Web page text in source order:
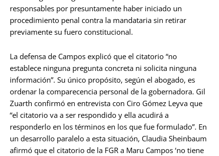
responsables por presuntamente haber iniciado un
procedimiento penal contra la mandataria sin retirar
previamente su fuero constitucional.
La defensa de Campos explicó que el citatorio “no
establece ninguna pregunta concreta ni solicita ninguna
información”. Su único propósito, según el abogado, es
ordenar la comparecencia personal de la gobernadora. Gil
Zuarth confirmó en entrevista con Ciro Gómez Leyva que
“el citatorio va a ser respondido y ella acudirá a
responderlo en los términos en los que fue formulado”. En
un desarrollo paralelo a esta situación, Claudia Sheinbaum
afirmó que el citatorio de la FGR a Maru Campos ‘no tiene